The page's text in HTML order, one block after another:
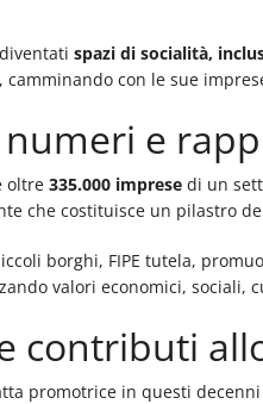
spazi di socialità,
camminando con le sue
numeri e
oltre 335.000 imprese di un
che costituisce un pilastro
borghi, FIPE tutela,
valori economici, sociali,
contributi
promotrice in questi